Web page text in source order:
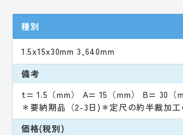
種別
1.5x15x30mm 3,640mm
備考
t= 1.5（mm） A= 15（mm） B= 30（
＊要納期品（2-3日)＊定尺の約半裁加工
価格(税別)